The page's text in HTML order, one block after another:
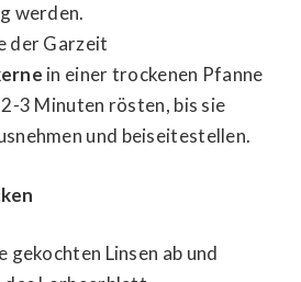
werden.
der Garzeit
in einer trockenen Pfanne
3 Minuten rösten, bis sie
und beiseitestellen.
gekochten Linsen ab und